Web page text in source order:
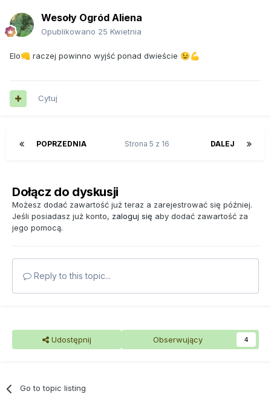
Wesoły Ogród Aliena
Opublikowano 25 Kwietnia
Elo👊 raczej powinno wyjść ponad dwieście 😉💪
Cytuj
POPRZEDNIA DALEJ
Strona 5 z 16
Dołącz do dyskusji
Możesz dodać zawartość już teraz a zarejestrować się później.
Jeśli posiadasz już konto, zaloguj się aby dodać zawartość za
jego pomocą.
Reply to this topic...
Udostępnij Obserwujący 4
Go to topic listing